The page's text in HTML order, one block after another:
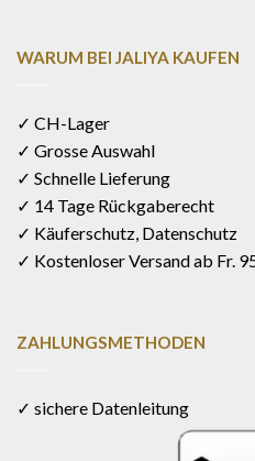
WARUM BEI JALIYA KAUFEN
✓ CH-Lager
✓ Grosse Auswahl
✓ Schnelle Lieferung
✓ 14 Tage Rückgaberecht
✓ Käuferschutz, Datenschutz
✓ Kostenloser Versand ab Fr.
ZAHLUNGSMETHODEN
✓ sichere Datenleitung